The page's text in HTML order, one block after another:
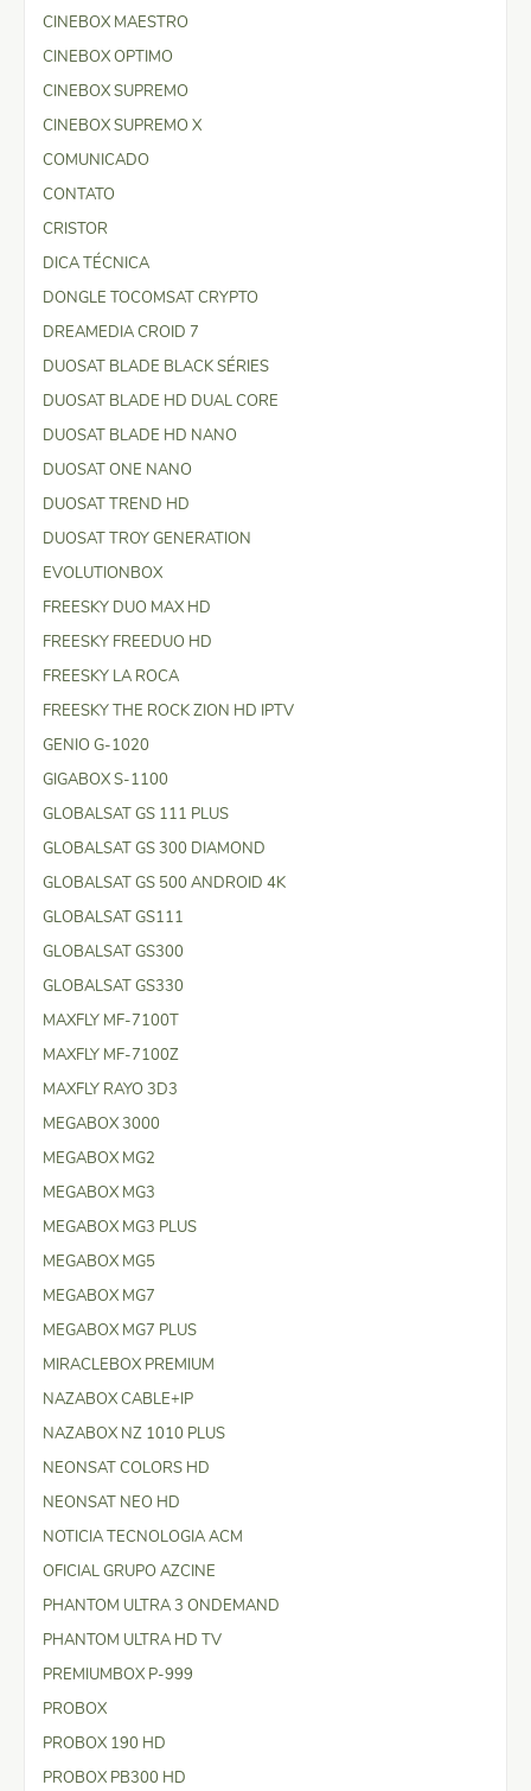
CINEBOX MAESTRO
CINEBOX OPTIMO
CINEBOX SUPREMO
CINEBOX SUPREMO X
COMUNICADO
CONTATO
CRISTOR
DICA TÉCNICA
DONGLE TOCOMSAT CRYPTO
DREAMEDIA CROID 7
DUOSAT BLADE BLACK SÉRIES
DUOSAT BLADE HD DUAL CORE
DUOSAT BLADE HD NANO
DUOSAT ONE NANO
DUOSAT TREND HD
DUOSAT TROY GENERATION
EVOLUTIONBOX
FREESKY DUO MAX HD
FREESKY FREEDUO HD
FREESKY LA ROCA
FREESKY THE ROCK ZION HD IPTV
GENIO G-1020
GIGABOX S-1100
GLOBALSAT GS 111 PLUS
GLOBALSAT GS 300 DIAMOND
GLOBALSAT GS 500 ANDROID 4K
GLOBALSAT GS111
GLOBALSAT GS300
GLOBALSAT GS330
MAXFLY MF-7100T
MAXFLY MF-7100Z
MAXFLY RAYO 3D3
MEGABOX 3000
MEGABOX MG2
MEGABOX MG3
MEGABOX MG3 PLUS
MEGABOX MG5
MEGABOX MG7
MEGABOX MG7 PLUS
MIRACLEBOX PREMIUM
NAZABOX CABLE+IP
NAZABOX NZ 1010 PLUS
NEONSAT COLORS HD
NEONSAT NEO HD
NOTICIA TECNOLOGIA ACM
OFICIAL GRUPO AZCINE
PHANTOM ULTRA 3 ONDEMAND
PHANTOM ULTRA HD TV
PREMIUMBOX P-999
PROBOX
PROBOX 190 HD
PROBOX PB300 HD